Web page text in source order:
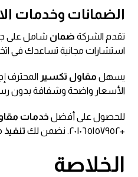
الضمانات وخدمات
تقدم الشركة ضمان شامل على
استشارات مجانية تساعدك في
يسهل مقاول تكسير المحترف
الأسعار واضحة وشفافة بدون
للحصول على أفضل خدمات
+٢٠١٠٦٥١٥٧٩٥٢. نضمن لك
تنفيذ
الخلاصة